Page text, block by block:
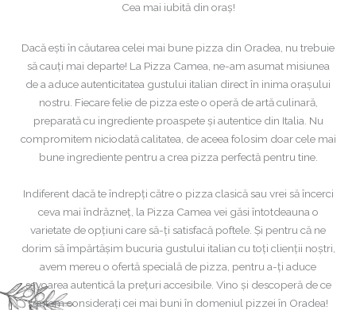
Cea mai iubită din oraș!
Dacă ești în căutarea celei mai bune pizza din Oradea, nu trebuie
să cauți mai departe! La Pizza Camea, ne-am asumat misiunea
de a aduce autenticitatea gustului italian direct în inima orașului
nostru. Fiecare felie de pizza este o operă de artă culinară,
preparată cu ingrediente proaspete și autentice din Italia. Nu
compromitem niciodată calitatea, de aceea folosim doar cele mai
bune ingrediente pentru a crea pizza perfectă pentru tine.
Indiferent dacă te îndrepți către o pizza clasică sau vrei să încerci
ceva mai îndrăzneț, la Pizza Camea vei găsi întotdeauna o
varietate de opțiuni care să-ți satisfacă poftele. Și pentru că ne
dorim să împărtășim bucuria gustului italian cu toți clienții noștri,
avem mereu o ofertă specială de pizza, pentru a-ți aduce
savoarea autentică la prețuri accesibile. Vino și descoperă de ce
suntem considerați cei mai buni în domeniul pizzei în Oradea!